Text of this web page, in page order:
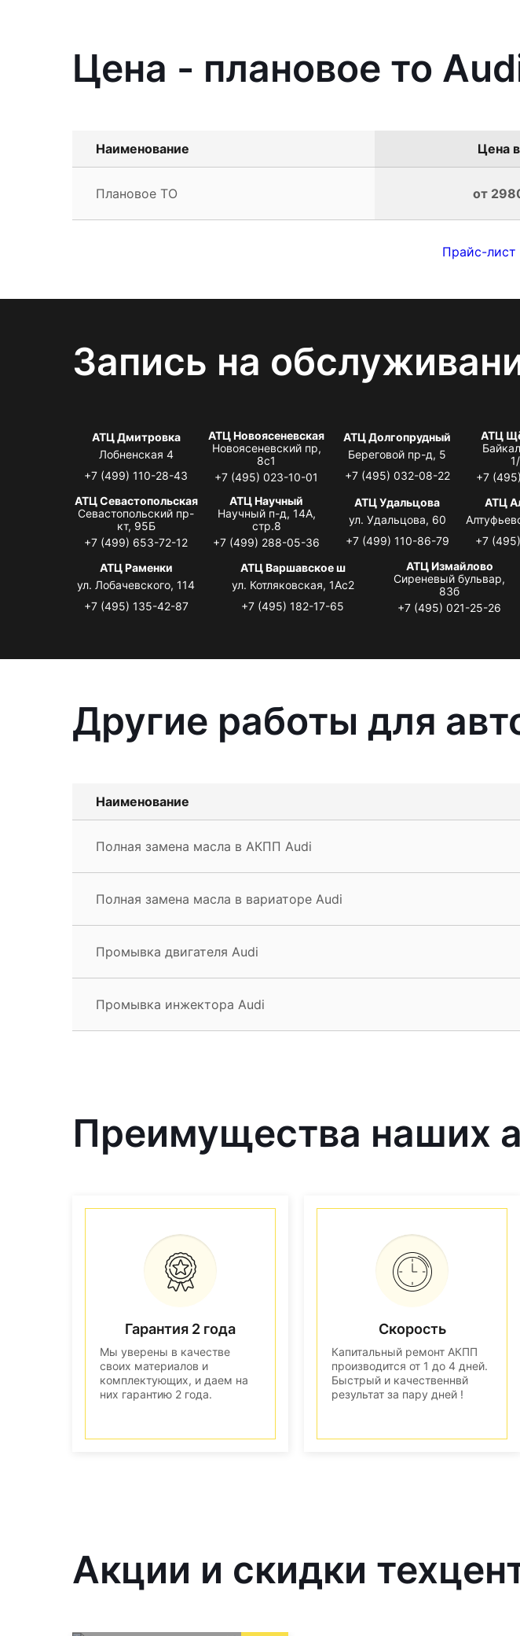
Цена - плановое то
Наименование Цена
Плановое ТО от
Прайс-лист
Запись на
АТЦ Дмитровка
Лобненская 4
+7 (499) 110-28-43
АТЦ Новоясеневская
Новоясеневский пр,
8с1
+7 (495) 023-10-01
АТЦ Долгопрудный
Береговой пр-д, 5
+7 (495) 032-08-22
АТЦ
+7
АТЦ Севастопольская
Севастопольский пр-
кт, 95Б
+7 (499) 653-72-12
АТЦ Научный
Научный п-д, 14А,
стр.8
+7 (499) 288-05-36
АТЦ Удальцова
ул. Удальцова, 60
+7 (499) 110-86-79
АТЦ
+7
АТЦ Раменки
ул. Лобачевского, 114
+7 (495) 135-42-87
АТЦ Варшавское ш
ул. Котляковская, 1Ас2
+7 (495) 182-17-65
АТЦ Измайлово
Сиреневый бульвар,
83б
+7 (495) 021-25-26
Другие работы для
Наименование
Полная замена масла в АКПП Audi
Полная замена масла в вариаторе Audi
Промывка двигателя Audi
Промывка инжектора Audi
Преимущества наших
Гарантия 2 года
Мы уверены в качестве
своих материалов и
комплектующих, и даем на
них гарантию 2 года.
Скорость
Капитальный ремонт АКПП
производится от 1 до 4 дней.
Быстрый и качественнвй
результат за пару дней !
Акции и скидки